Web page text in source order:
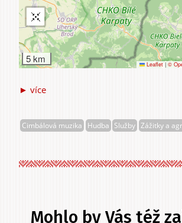
5 km Leaflet | ©
► více
Slavičan
Cimbálová muzika Hudba Služby Zážitky a
Mohlo by Vás též